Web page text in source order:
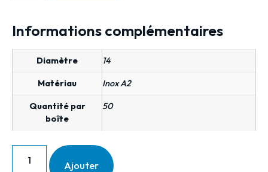
Informations complémentaires
Diamètre 14
Matériau Inox A2
Quantité par
boîte
50
Ajouter